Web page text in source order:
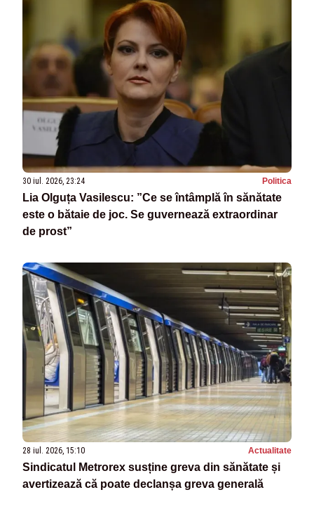
30 iul. 2026, 23:24 Politica
Lia Olguța Vasilescu: ”Ce se întâmplă în sănătate
este o bătaie de joc. Se guvernează extraordinar
de prost”
28 iul. 2026, 15:10 Actualitate
Sindicatul Metrorex susține greva din sănătate și
avertizează că poate declanșa greva generală